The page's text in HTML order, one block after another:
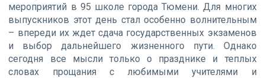
мероприятий в 95 школе города Тюмени. Для многих
выпускников этот день стал особенно волнительным
– впереди их ждет сдача государственных экзаменов
и выбор дальнейшего жизненного пути. Однако
сегодня все мысли только о празднике и теплых
словах прощания с любимыми учителями и